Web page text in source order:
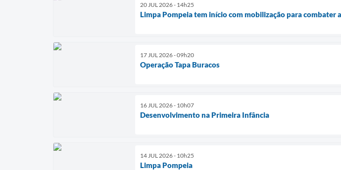
20 JUL 2026 - 14h25
Limpa Pompeia tem início com mobilização para combater
17 JUL 2026 - 09h20
Operação Tapa Buracos
16 JUL 2026 - 10h07
Desenvolvimento na Primeira Infância
14 JUL 2026 - 10h25
Limpa Pompeia